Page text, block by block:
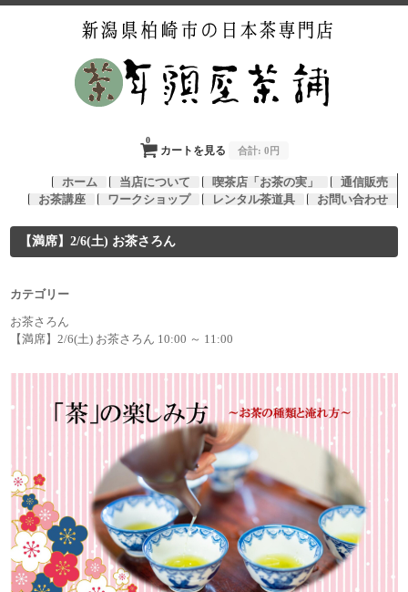
カートを見る
0
合計: 0円
ホーム 当店について 喫茶店「お茶の実」
通信販売
お茶講座
ワークショップ レンタル茶道具 お問い合わせ
【満席】2/6(土) お茶さろん
カテゴリー
お茶さろん
【満席】2/6(土) お茶さろん 10:00 ～ 11:00